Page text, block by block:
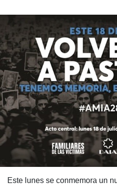
Este lunes se conmemora un